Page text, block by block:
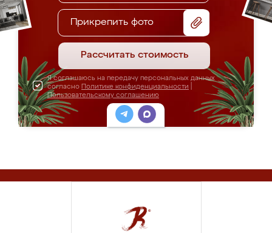
Прикрепить фото
Рассчитать стоимость
Я соглашаюсь на передачу персональных данных
согласно Политике конфиденциальности
Пользовательскому соглашению